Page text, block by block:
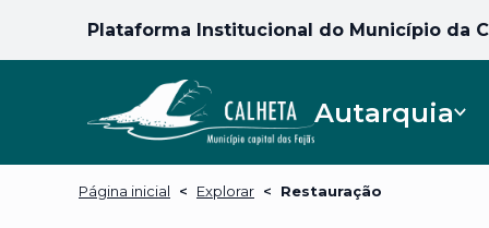
Plataforma Institucional do Município da
Autarquia
Página inicial < Explorar < Restauração